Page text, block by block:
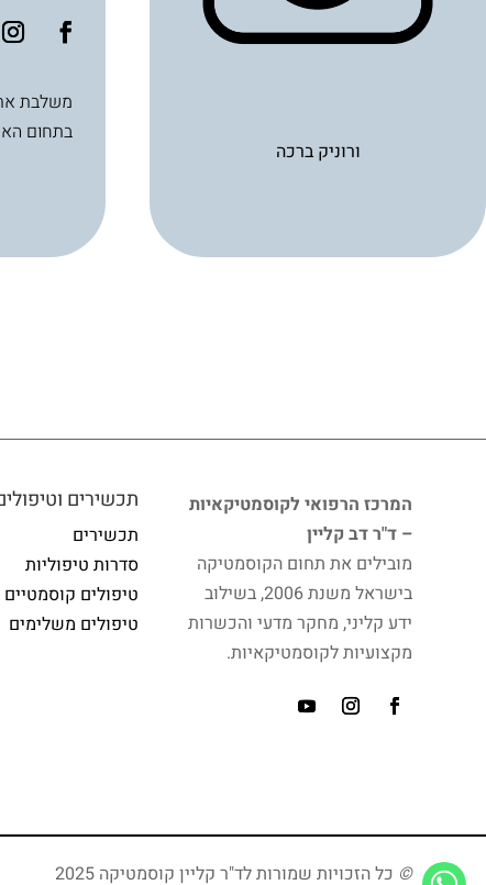
בתחום
ורוניק ברכה
תכשירים
תכשירים
סדרות טיפוליות
טיפולים קוסמטיים
טיפולים משלימים
המרכז הרפואי לקוסמטיקאיות
– ד"ר דב קליין
מובילים את תחום הקוסמטיקה
בישראל משנת 2006, בשילוב
ידע קליני, מחקר מדעי והכשרות
מקצועיות לקוסמטיקאיות.
© כל הזכויות שמורות לד"ר קליין קוסמטיקה 2025